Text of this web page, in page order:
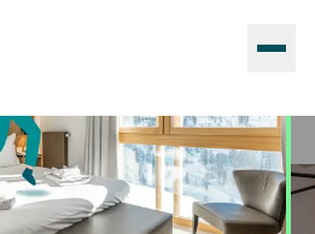
Collection - Stresa